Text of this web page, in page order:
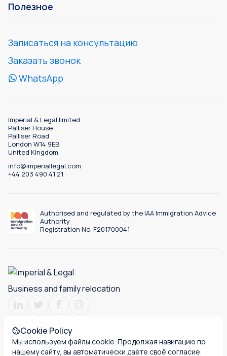
Cookie Policy
Мы используем файлы cookie. Продолжая навигацию по
нашему сайту, вы автоматически даёте своё согласие.
Полезное
Записаться на консультацию
Заказать звонок
WhatsApp
Imperial & Legal limited
Palliser House
Palliser Road
London W14 9EB
United Kingdom
info@imperiallegal.com
+44 203 490 41 21
Authorised and regulated by the IAA Immigration Advice
Authority
Registration No. F201700041
Business and family relocation
Terms & Conditions Privacy policy